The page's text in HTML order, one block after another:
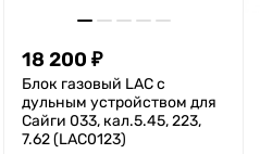
18 200 ₽
Блок газовый LAC с
дульным устройством для
Сайги 033, кал.5.45, 223,
7.62 (LAC0123)